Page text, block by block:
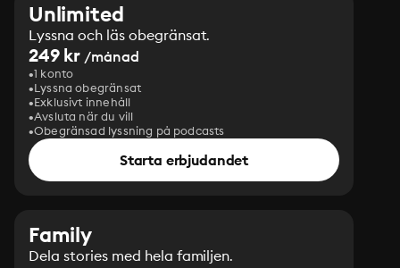
Unlimited
Lyssna och läs obegränsat.
249 kr /månad
1 konto
Lyssna obegränsat
Exklusivt innehåll
Avsluta när du vill
Obegränsad lyssning på podcasts
Starta erbjudandet
Family
Dela stories med hela familjen.